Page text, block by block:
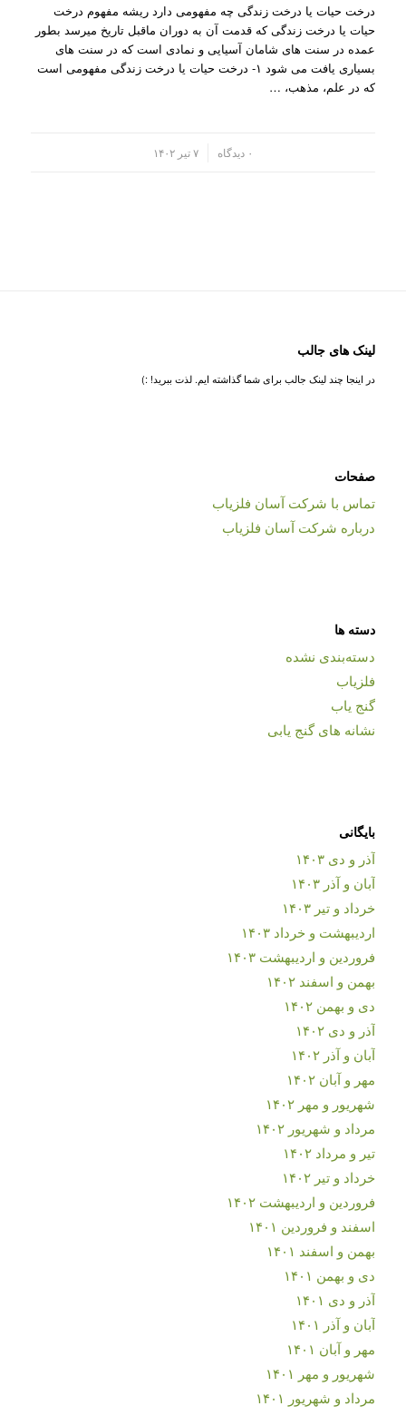
درخت حیات یا درخت زندگی چه مفهومی دارد ریشه مفهوم درخت
حیات یا درخت زندگی که قدمت آن به دوران ماقبل تاریخ میرسد بطور
عمده در سنت های شامان آسیایی و نمادی است که در سنت های
بسیاری یافت می شود ۱- درخت حیات یا درخت زندگی مفهومی است
که در علم، مذهب، …
۰ دیدگاه ۷ تیر ۱۴۰۲
لینک های جالب
در اینجا چند لینک جالب برای شما گذاشته ایم. لذت ببرید! :)
صفحات
تماس با شرکت آسان فلزیاب
درباره شرکت آسان فلزیاب
دسته ها
دسته‌بندی نشده
فلزیاب
گنج یاب
نشانه های گنج یابی
بایگانی
آذر و دی ۱۴۰۳
آبان و آذر ۱۴۰۳
خرداد و تیر ۱۴۰۳
اردیبهشت و خرداد ۱۴۰۳
فروردین و اردیبهشت ۱۴۰۳
بهمن و اسفند ۱۴۰۲
دی و بهمن ۱۴۰۲
آذر و دی ۱۴۰۲
آبان و آذر ۱۴۰۲
مهر و آبان ۱۴۰۲
شهریور و مهر ۱۴۰۲
مرداد و شهریور ۱۴۰۲
تیر و مرداد ۱۴۰۲
خرداد و تیر ۱۴۰۲
فروردین و اردیبهشت ۱۴۰۲
اسفند و فروردین ۱۴۰۱
بهمن و اسفند ۱۴۰۱
دی و بهمن ۱۴۰۱
آذر و دی ۱۴۰۱
آبان و آذر ۱۴۰۱
مهر و آبان ۱۴۰۱
شهریور و مهر ۱۴۰۱
مرداد و شهریور ۱۴۰۱